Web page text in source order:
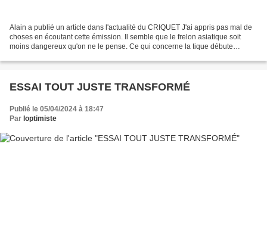
Alain a publié un article dans l'actualité du CRIQUET J'ai appris pas mal de
choses en écoutant cette émission. Il semble que le frelon asiatique soit
moins dangereux qu'on ne le pense. Ce qui concerne la tique débute
ESSAI TOUT JUSTE TRANSFORMÉ
Publié le 05/04/2024 à 18:47
Par loptimiste